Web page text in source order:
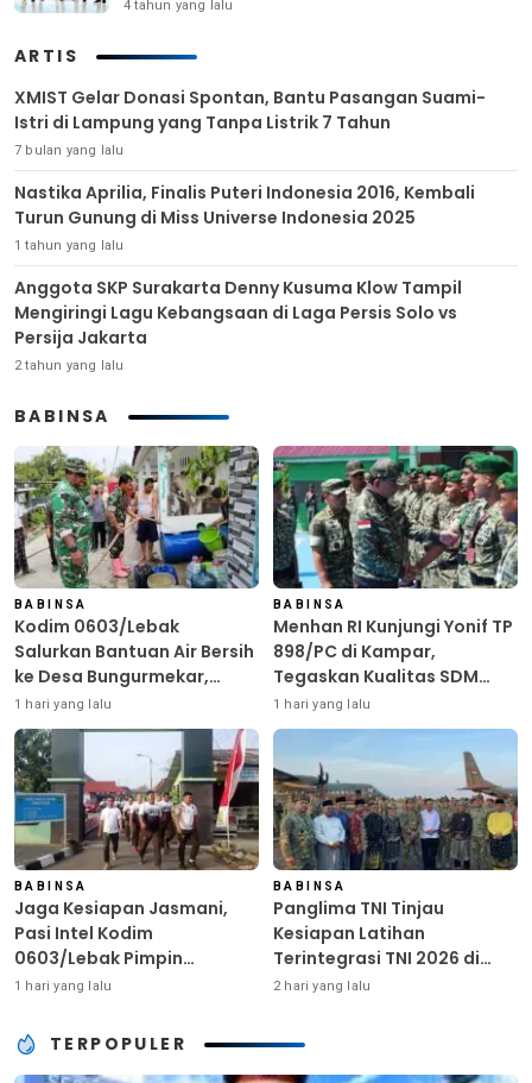
4 tahun yang lalu
ARTIS
XMIST Gelar Donasi Spontan, Bantu Pasangan Suami-
Istri di Lampung yang Tanpa Listrik 7 Tahun
7 bulan yang lalu
Nastika Aprilia, Finalis Puteri Indonesia 2016, Kembali
Turun Gunung di Miss Universe Indonesia 2025
1 tahun yang lalu
Anggota SKP Surakarta Denny Kusuma Klow Tampil
Mengiringi Lagu Kebangsaan di Laga Persis Solo vs
Persija Jakarta
2 tahun yang lalu
BABINSA
BABINSA
Kodim 0603/Lebak
Salurkan Bantuan Air Bersih
ke Desa Bungurmekar,
Ringankan Beban Warga
Terdampak Kemarau
1 hari yang lalu
BABINSA
Menhan RI Kunjungi Yonif TP
898/PC di Kampar,
Tegaskan Kualitas SDM
Kunci Kekuatan TNI
1 hari yang lalu
BABINSA
Jaga Kesiapan Jasmani,
Pasi Intel Kodim
0603/Lebak Pimpin
Pembinaan Fisik Rutin
1 hari yang lalu
BABINSA
Panglima TNI Tinjau
Kesiapan Latihan
Terintegrasi TNI 2026 di
Dabo Singkep
2 hari yang lalu
TERPOPULER